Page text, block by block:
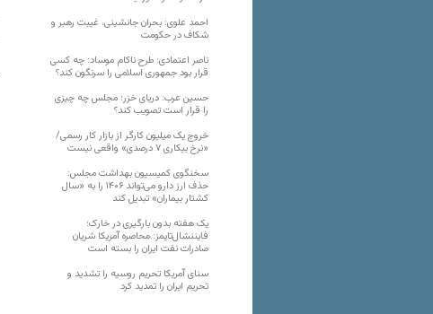
احمد علوی: بحران جانشینی، غیبت رهبر و
شکاف در حکومت
ناصر اعتمادی: طرح ناکام موساد: چه کسی
قرار بود جمهوری اسلامی را سرنگون کند؟
حسین عرب: دریای خزر؛ مجلس چه چیزی
را قرار است تصویب کند؟
خروج یک میلیون کارگر از بازار کار رسمی/
«نرخ بیکاری ۷ درصدی» واقعی نیست
سخنگوی کمیسیون بهداشت مجلس:
حذف ارز دارو می‌تواند ۱۴۰۶ را به «سال
کشتار بیماران» تبدیل کند
یک هفته بدون بارگیری در خارک؛
فایننشال‌تایمز: محاصره آمریکا شریان
صادرات نفت ایران را بسته است
سنای آمریکا تحریم روسیه را تشدید و
تحریم ایران را تمدید کرد